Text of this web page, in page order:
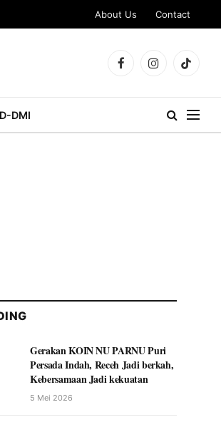
About Us Contact
FacebookInstagramTikTok
DMI
Gerakan KOIN NU PARNU Puri
Persada Indah, Receh Jadi berkah,
Kebersamaan Jadi kekuatan
5 Mei 2026